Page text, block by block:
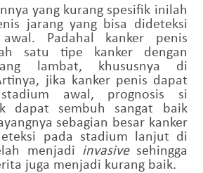
yang kurang spesifik inilah
jarang yang bisa dideteksi
Padahal kanker penis
satu tipe kanker dengan
lambat, khususnya di
jika kanker penis dapat
awal, prognosis si
dapat sembuh sangat baik
sebagian besar kanker
pada stadium lanjut di
menjadi invasivesehingga
juga menjadi kurang baik.